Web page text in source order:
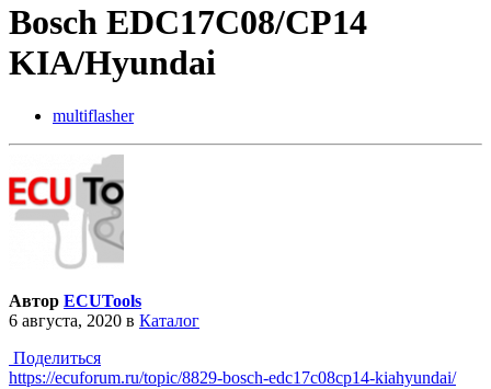
Bosch EDC17C08/CP14
KIA/Hyundai
multiflasher
Автор ECUTools
6 августа, 2020 в Каталог
Поделиться
https://ecuforum.ru/topic/8829-bosch-edc17c08cp14-kiahyundai/